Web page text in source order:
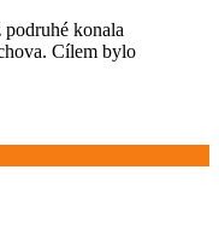
konala
Cílem bylo